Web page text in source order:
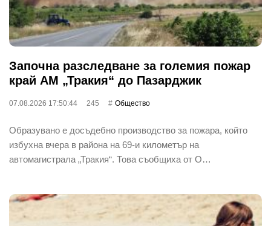
Започна разследване за големия пожар
край АМ „Тракия“ до Пазарджик
07.08.2026 17:50:44 245 Общество
Образувано е досъдебно производство за пожара, който
избухна вчера в района на 69-и километър на
автомагистрала „Тракия“. Това съобщиха от О…